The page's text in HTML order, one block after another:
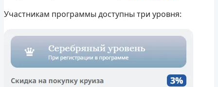
Участникам программы доступны три уровня: